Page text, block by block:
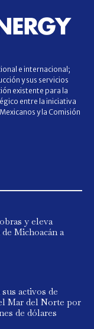
e internacional;
y sus servicios
existente para la
entre la iniciativa
y la Comisión
y eleva
Michoacán a
activos de
Mar del Norte por
de dólares